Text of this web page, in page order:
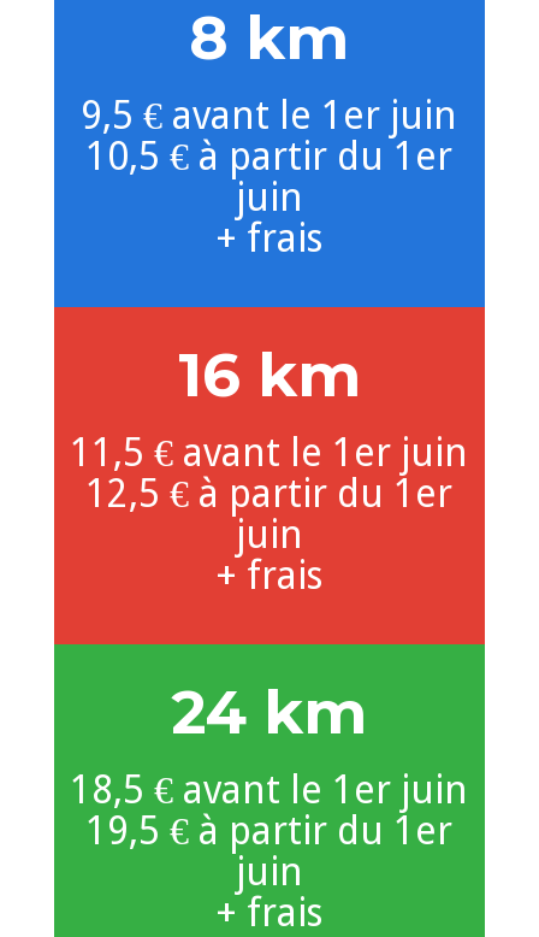
8 km
9,5 € avant le 1er juin
10,5 € à partir du 1er
juin
+ frais
16 km
11,5 € avant le 1er juin
12,5 € à partir du 1er
juin
+ frais
24 km
18,5 € avant le 1er juin
19,5 € à partir du 1er
juin
+ frais